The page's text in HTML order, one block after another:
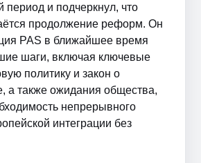
период и подчеркнул, что
продолжение реформ. Он
PAS в ближайшее время
шаги, включая ключевые
политику и закон о
а также ожидания общества,
непрерывного
интеграции без